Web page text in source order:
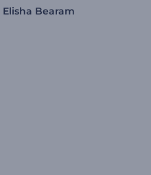
Elisha Bearam